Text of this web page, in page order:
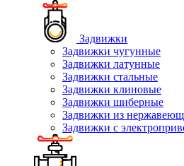
Задвижки
Задвижки чугунные
Задвижки латунные
Задвижки стальные
Задвижки клиновые
Задвижки шиберные
Задвижки из
Задвижки с